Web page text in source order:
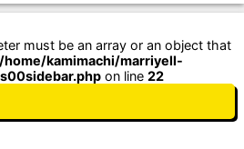
must be an array or an object that
/home/kamimachi/marriyell-
on line 22